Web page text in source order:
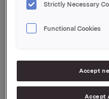
contact afin de trouver le
Compagnie / Firma
Strictly Necessary
Functional Cookies
Accept
Accept